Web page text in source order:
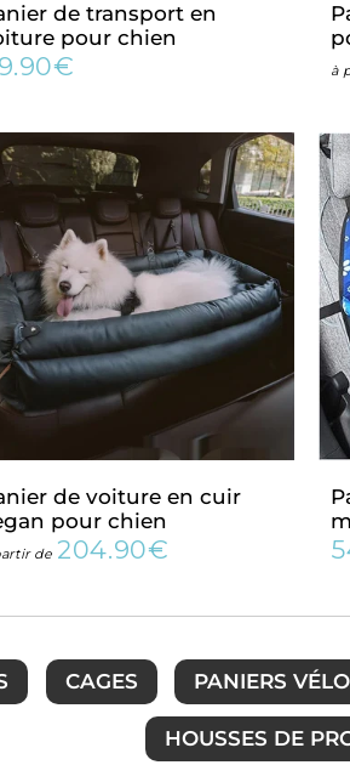
de transport en
pour chien
à
de voiture en cuir
pour chien
de Prix
204.90€
CAGES PANIERS VÉLO
HOUSSES DE